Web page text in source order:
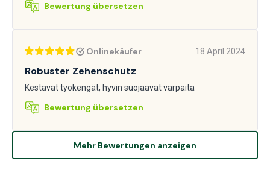
Bewertung übersetzen
Onlinekäufer 18 April 2024
Robuster Zehenschutz
Kestävät työkengät, hyvin suojaavat varpaita
Bewertung übersetzen
Mehr Bewertungen anzeigen